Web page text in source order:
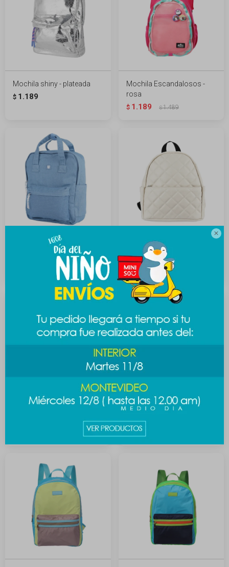

Mochila shiny - plateada
$ 1.189
Mochila Escandalosos -
rosa
$ 1.189 $1.489
Mochila denim claro
Mochila capitoneada
diamante - blanco
$ 1.189
Mochila multicolor - rosa
$ 989